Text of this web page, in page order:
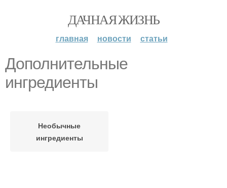
ДАЧНАЯ ЖИЗНЬ
главная новости статьи
Дополнительные
ингредиенты
Необычные
ингредиенты